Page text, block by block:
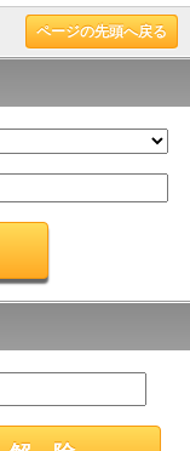
ページの先頭へ戻る